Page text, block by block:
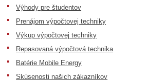
Výhody pre študentov
Prenájom výpočtovej techniky
Výkup výpočtovej techniky
Repasovaná výpočtová technika
Batérie Mobile Energy
Skúsenosti našich zákazníkov